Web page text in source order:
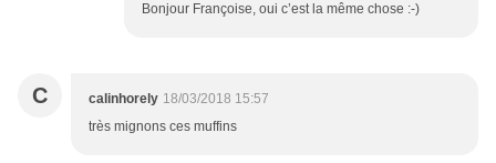
Bonjour Françoise, oui c’est la même chose :-)
C calinhorely 18/03/2018 15:57
très mignons ces muffins